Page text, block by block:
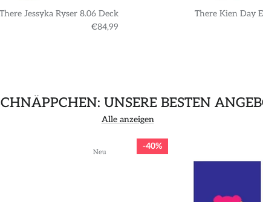
There Jessyka Ryser 8.06 Deck
€84,99
There Kien Day
UNSERE BESTEN
Alle anzeigen
Neu
40%